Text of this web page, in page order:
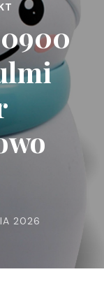
2026